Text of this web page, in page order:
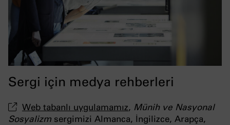
Sergi için medya rehberleri
Web tabanlı uygulamamız, Münih ve Nasyonal
Sosyalizm sergimizi Almanca, İngilizce, Arapça,